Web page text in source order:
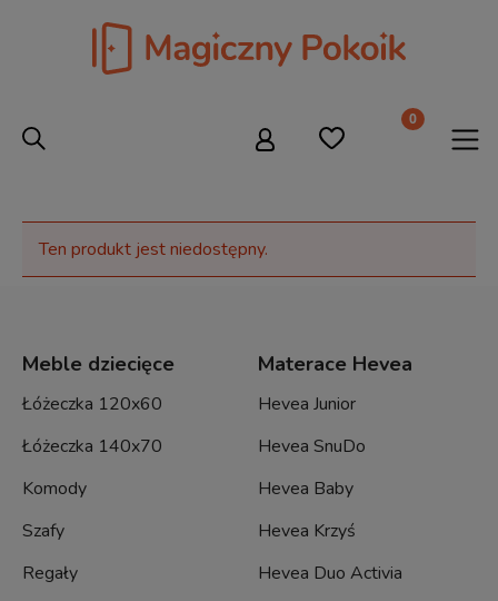
Ten produkt jest niedostępny.
Meble dziecięce
Łóżeczka 120x60
Łóżeczka 140x70
Komody
Szafy
Regały
Materace Hevea
Hevea Junior
Hevea SnuDo
Hevea Baby
Hevea Krzyś
Hevea Duo Activia